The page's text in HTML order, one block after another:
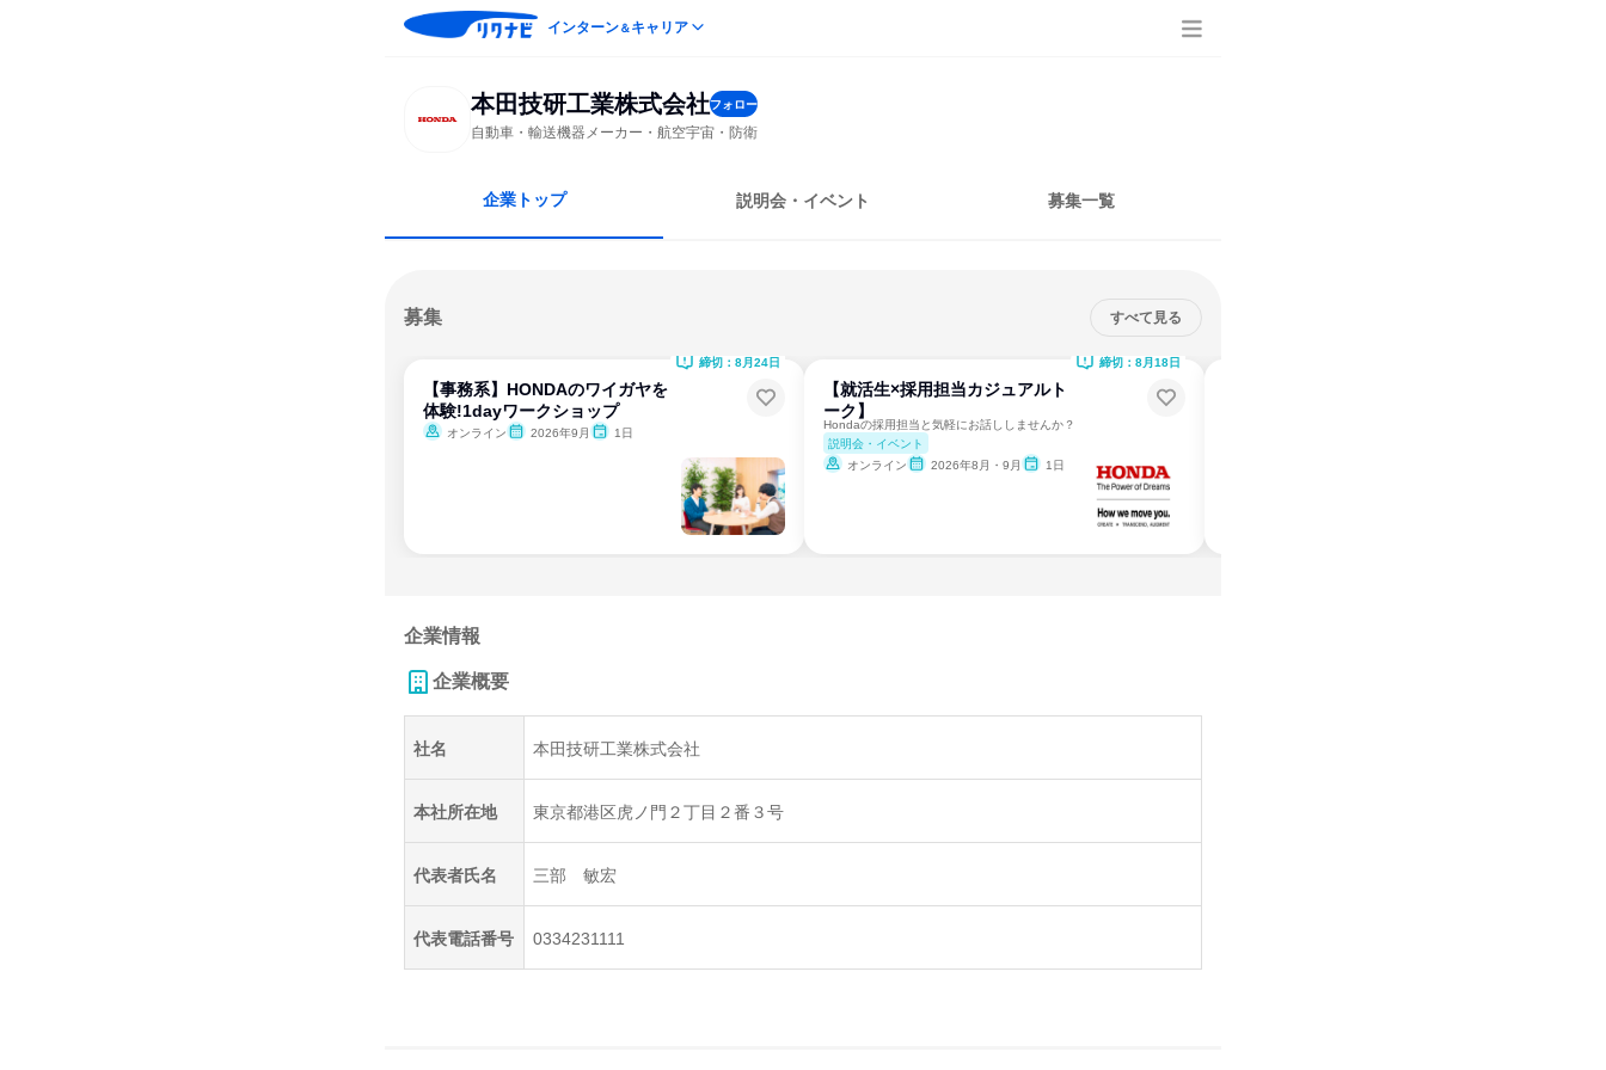
インターン＆キャリア
本田技研工業株式会社フォロー
自動車・輸送機器メーカー・航空宇宙・防衛
企業トップ 説明会・イベント 募集一覧
募集 すべて見る
【事務系】HONDAのワイガヤを
体験!1dayワークショップ
オンライン 2026年9月 1日
締切：8月24日
【就活生×採用担当カジュアルト
ーク】
Hondaの採用担当と気軽にお話ししませんか？
説明会・イベント
オンライン
2026年8月・9月 1日
締切：8月18日
企業情報
企業概要
社名 本田技研工業株式会社
本社所在地 東京都港区虎ノ門２丁目２番３号
代表者氏名 三部 敏宏
代表電話番号 0334231111